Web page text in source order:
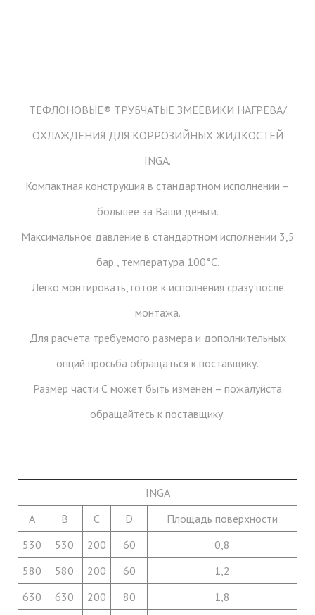
ТЕФЛОНОВЫЕ® ТРУБЧАТЫЕ ЗМЕЕВИКИ НАГРЕВА/
ОХЛАЖДЕНИЯ ДЛЯ КОРРОЗИЙНЫХ ЖИДКОСТЕЙ
INGA.
Компактная конструкция в стандартном исполнении –
большее за Ваши деньги.
Максимальное давление в стандартном исполнении 3,5
бар., температура 100°С.
Легко монтировать, готов к исполнения сразу после
монтажа.
Для расчета требуемого размера и дополнительных
опций просьба обращаться к поставщику.
Размер части С может быть изменен – пожалуйста
обращайтесь к поставщику.
INGA
A
B C D
Площадь поверхности
530
530 200 60
0,8
580
580 200 60
1,2
630
630 200 80
1,8